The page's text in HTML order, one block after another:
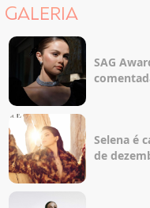
GALERIA
SAG
Selena é
de